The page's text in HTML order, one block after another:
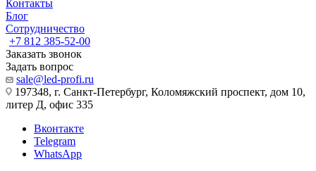
Контакты
Блог
Сотрудничество
+7 812 385-52-00
Заказать звонок
Задать вопрос
sale@led-profi.ru
197348, г. Санкт-Петербург, Коломяжский проспект, дом 10,
литер Д, офис 335
Вконтакте
Telegram
WhatsApp